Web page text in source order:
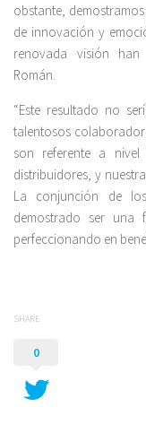
obstante,
de innovación y
renovada visión han
Román.
“Este resultado no
talentosos
son referente a
distribuidores, y
La conjunción de
demostrado ser una
perfeccionando en
SHARE
0